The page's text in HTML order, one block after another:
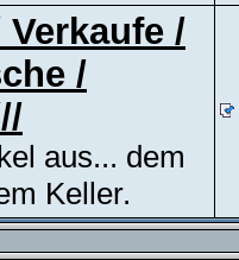
/
/
aus... dem
Keller.